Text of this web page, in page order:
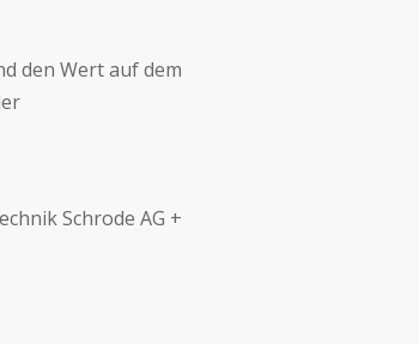
den Wert auf dem
Schrode AG +